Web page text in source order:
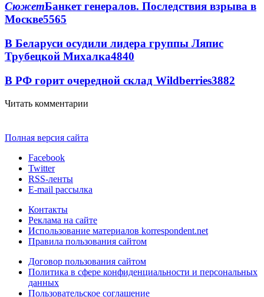
СюжетБанкет генералов. Последствия взрыва в
Москве5565
В Беларуси осудили лидера группы Ляпис
Трубецкой Михалка4840
В РФ горит очередной склад Wildberries3882
Читать комментарии
Полная версия сайта
Facebook
Twitter
RSS-ленты
E-mail рассылка
Контакты
Реклама на сайте
Использование материалов korrespondent.net
Правила пользования сайтом
Договор пользования сайтом
Политика в сфере конфиденциальности и персональных
данных
Пользовательское соглашение